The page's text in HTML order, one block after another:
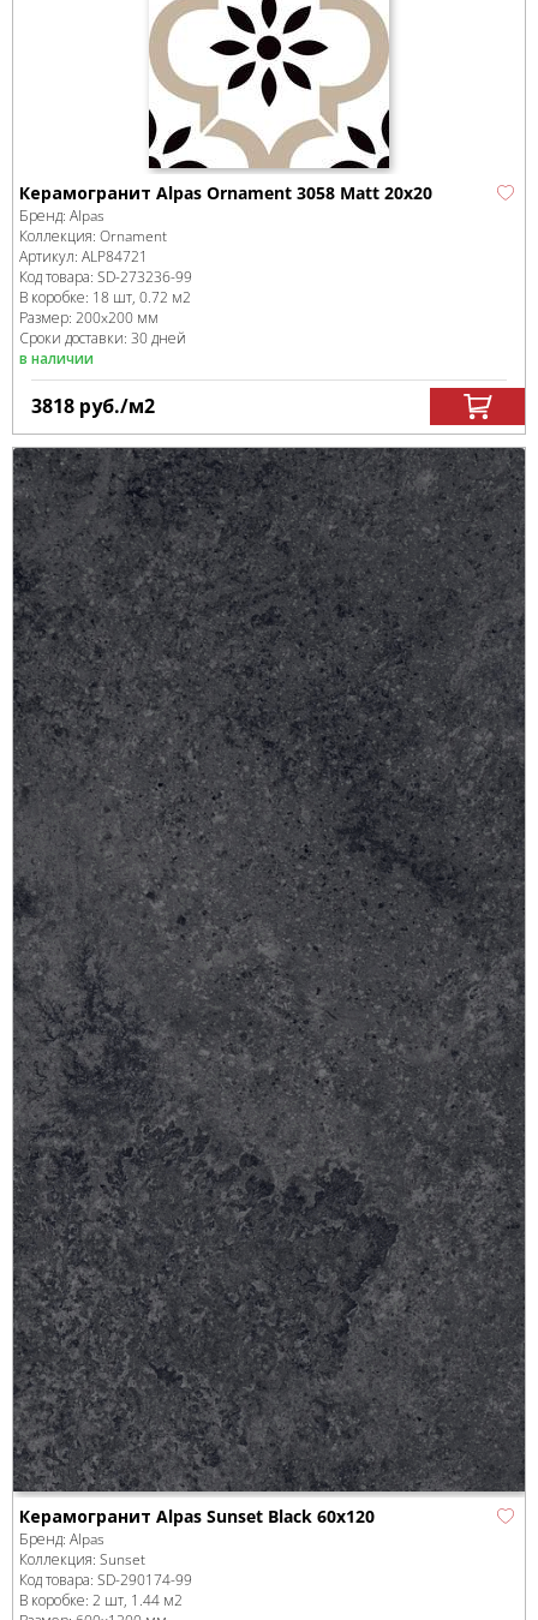
Керамогранит Alpas Ornament 3058 Matt 20х20
Бренд: Alpas
Коллекция: Ornament
Артикул: ALP84721
Код товара: SD-273236-99
В коробке: 18 шт, 0.72 м2
Размер: 200x200 мм
Сроки доставки: 30 дней
в наличии
3818 руб./м2
Керамогранит Alpas Sunset Black 60x120
Бренд: Alpas
Коллекция: Sunset
Код товара: SD-290174-99
В коробке: 2 шт, 1.44 м2